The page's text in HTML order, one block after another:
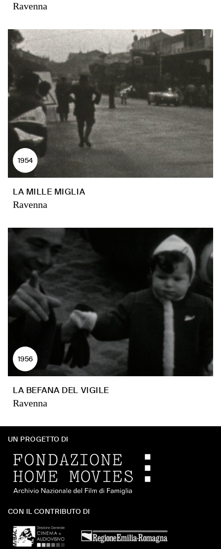
Ravenna
1954
LA MILLE MIGLIA
Ravenna
1956
LA BEFANA DEL VIGILE
Ravenna
UN PROGETTO DI
CON IL CONTRIBUTO DI